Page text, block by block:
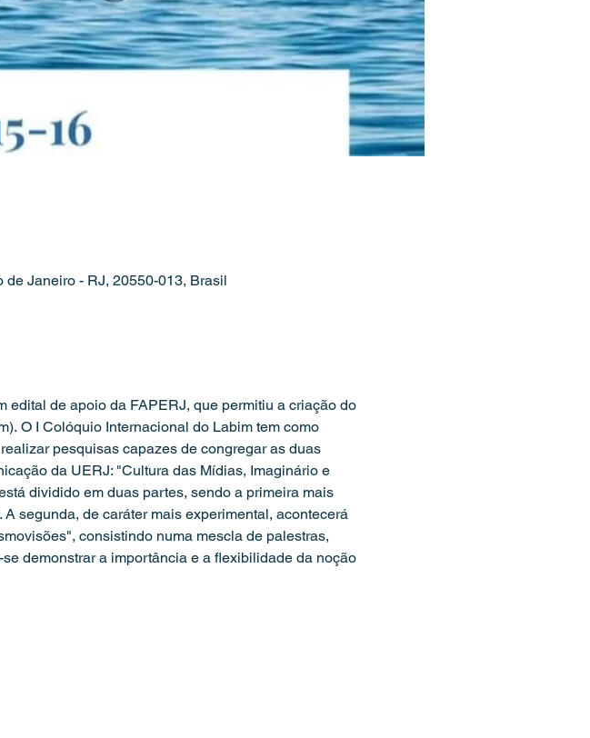
de Janeiro - RJ, 20550-013, Brasil
edital de apoio da FAPERJ, que permitiu a criação do
O I Colóquio Internacional do Labim tem como
pesquisas capazes de congregar as duas
da UERJ: "Cultura das Mídias, Imaginário e
dividido em duas partes, sendo a primeira mais
segunda, de caráter mais experimental, acontecerá
consistindo numa mescla de palestras,
demonstrar a importância e a flexibilidade da noção